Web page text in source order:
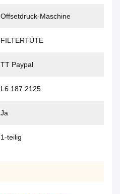
Offsetdruck-Maschine
FILTERTÜTE
TT Paypal
L6.187.2125
Ja
1-teilig